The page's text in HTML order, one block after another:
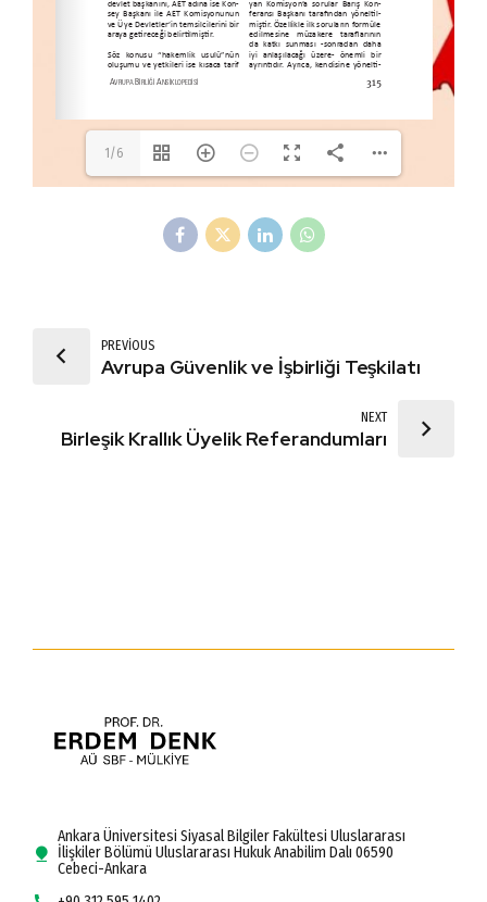
1/6
PREVIOUS
Avrupa Güvenlik ve İşbirliği Teşkilatı
NEXT
Birleşik Krallık Üyelik Referandumları
Ankara Üniversitesi Siyasal Bilgiler Fakültesi Uluslararası
İlişkiler Bölümü Uluslararası Hukuk Anabilim Dalı 06590
Cebeci-Ankara